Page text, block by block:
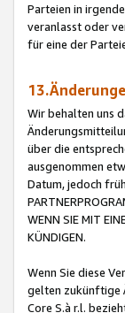
Parteien in
veranlasst oder
für eine der
Wir behalten uns
über die
ausgenommen
Datum, jedoch
WENN SIE MIT
KÜNDIGEN.
Wenn Sie diese
gelten zukünftige
Core S.à r.l.